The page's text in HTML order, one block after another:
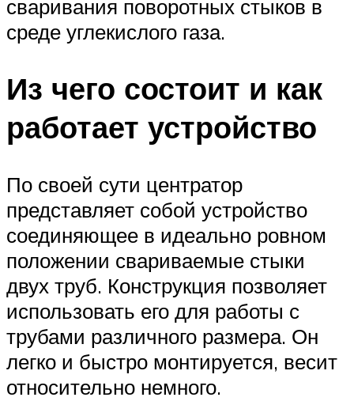
сваривания поворотных стыков в
среде углекислого газа.
Из чего состоит и как
работает устройство
По своей сути центратор
представляет собой устройство
соединяющее в идеально ровном
положении свариваемые стыки
двух труб. Конструкция позволяет
использовать его для работы с
трубами различного размера. Он
легко и быстро монтируется, весит
относительно немного.